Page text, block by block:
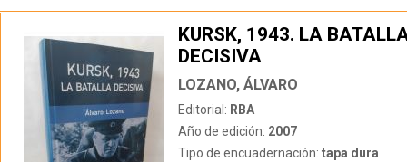
KURSK, 1943. LA
DECISIVA
LOZANO, ÁLVARO
Editorial: RBA
Año de edición: 2007
Tipo de encuadernación: tapa dura